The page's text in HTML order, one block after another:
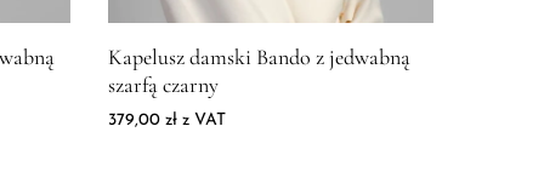
Kapelusz damski Bando z jedwabną
szarfą czarny
379,00 zł z VAT